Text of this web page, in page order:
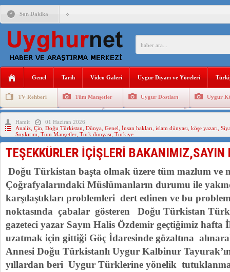
Son Dakika
ANAHTAR PARTİ GENEL BAŞKANI AĞIRALİOĞLU :
DİYANET AKADEMİSİ BAŞKANI DOÇ.DR.KAAN : DOĞU
150 YILDIR KAYNAYAN YARAMIZ : ÇİN İŞGALİNDEKİ
MHP’DEN URUMÇİ KATLİAMI MESAJİ : 05.07.2009
Genel Tarih Video Galeri Uygur Diyarı ve Yöreleri
TV Rehberi Tüm Manşetler Uygur Dostları Uygur
Uygurlarda Düğün ve Cenaze
Hamit
01 Haziran 2026
Analiz Çin Doğu Türkistan Dünya Genel İnsan hakları islam dünyası köşe yazarı
Soykırım Tüm Manşetler Türk dünyası Türkiye
TEŞEKKÜRLER İÇİŞLERİ
Doğu Türkistan başta olmak üzere tüm mazlum ve
Çoğrafyalarındaki Müslümanların durumu ile
karşılaştıkları problemleri dert edinen ve bu
noktasında çabalar gösteren Doğu Türkistan
gazeteci yazar Sayın Halis Özdemir geçtiğimiz hafta
uzatmak için gittiği Göç İdaresinde gözaltına
Annesi Doğu Türkistanlı Uygur Kalbinur
yıllardan beri Uygur Türklerine yönelik